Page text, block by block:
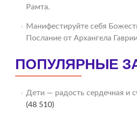
Рамта.
Манифестируйте себя
Послание от Архангела
ПОПУЛЯРНЫЕ
Дети — радость сердечная и
(48 510)